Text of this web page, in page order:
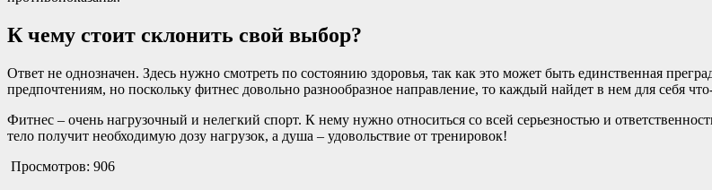
К чему стоит склонить свой выбор?
Ответ не однозначен. Здесь нужно смотреть по состоянию здоровья, так как это может быть единственная
предпочтениям, но поскольку фитнес довольно разнообразное направление, то каждый найдет в нем для себя
Фитнес – очень нагрузочный и нелегкий спорт. К нему нужно относиться со всей серьезностью и
тело получит необходимую дозу нагрузок, а душа – удовольствие от тренировок!
Просмотров: 906